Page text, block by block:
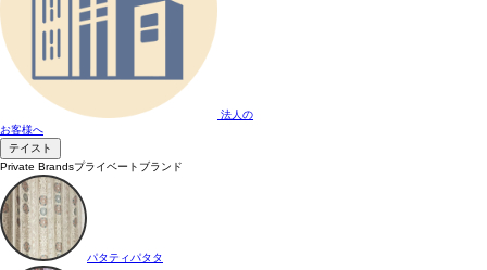
法人の
お客様へ
テイスト
Private Brandsプライベートブランド
パタティパタタ